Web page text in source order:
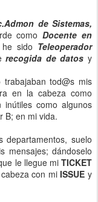
de Sistemas,
comoDocente en
sido Teleoperador
recogida de datosy
tod@s mis
en la cabeza como
inútiles como algunos
B; en mi vida.
departamentos, suelo
mensajes; dándoselo
le llegue mi TICKET
con miISSUEy